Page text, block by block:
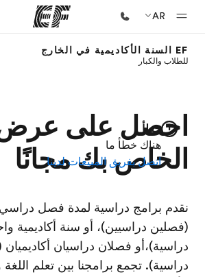
AR
الصفحة الرئيسية
برامج
شاهد كل ما نقوم به
مكاتب
نبذة عنا
من نحن
وظائف
EF السنة الأكاديمية في الخارج
للطلاب والكبار
احصل على عرض
الخاص بك مجانًا
نقدم برامج دراسية لمدة فصل دراسي
(فصلين دراسيين)، أو سنة أكاديمية
دراسية)،أو فصلان دراسيان
دراسية). تجمع برامجنا بين تعلم
خطأ
هناك خطأ ما
اتصل بفريق المبيعات لدينا